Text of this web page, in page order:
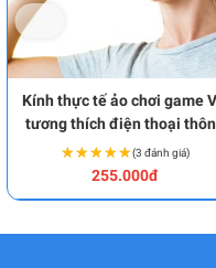
Kính thực tế ảo chơi game
tương thích điện thoại
minh BA1986
★★★★★
★★★★★(3 đánh giá)
255.000đ